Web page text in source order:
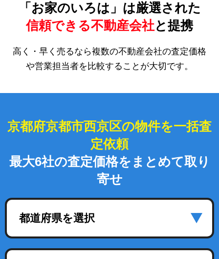
「お家のいろは」は厳選された
信頼できる不動産会社と提携
高く・早く売るなら複数の不動産会社の査定価格
や営業担当者を比較することが大切です。
京都府京都市西京区の物件を一括査
定依頼
最大6社の査定価格をまとめて取り
寄せ
都道府県を選択